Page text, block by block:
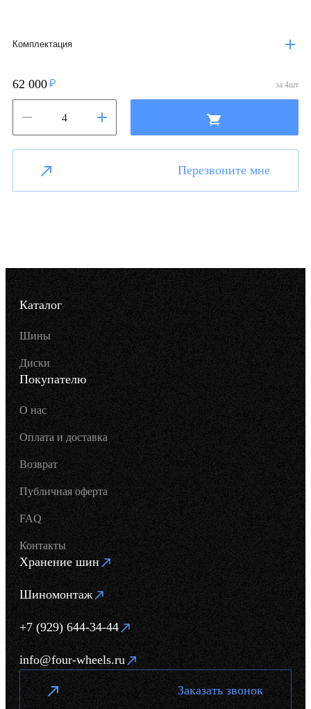
Комплектация
62 000 за 4шт
Перезвоните мне
Каталог
Шины
Диски
Покупателю
О нас
Оплата и доставка
Возврат
Публичная оферта
FAQ
Контакты
Хранение шин
Шиномонтаж
+7 (929) 644-34-44
info@four-wheels.ru
Заказать звонок